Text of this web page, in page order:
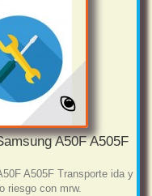
A50F A505F
A505F Transporte ida y
riesgo con mrw.